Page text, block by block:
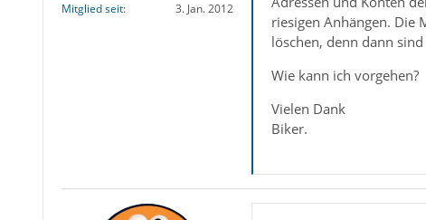
Mitglied seit
3. Jan. 2012
riesigen Anhängen. Die
löschen, denn dann
Wie kann ich vorgehen?
Vielen Dank
Biker.